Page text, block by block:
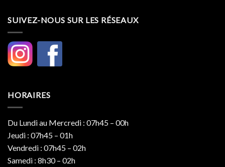
SUIVEZ-NOUS SUR LES RÉSEAUX
HORAIRES
Du Lundi au Mercredi : 07h45 – 00h
Jeudi : 07h45 – 01h
Vendredi : 07h45 – 02h
Samedi : 8h30 – 02h